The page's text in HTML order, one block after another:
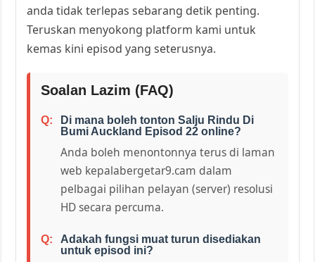
anda tidak terlepas sebarang detik penting.
Teruskan menyokong platform kami untuk
kemas kini episod yang seterusnya.
Soalan Lazim (FAQ)
Di mana boleh tonton Salju Rindu Di
Bumi Auckland Episod 22 online?
Anda boleh menontonnya terus di laman
web kepalabergetar9.cam dalam
pelbagai pilihan pelayan (server) resolusi
HD secara percuma.
Adakah fungsi muat turun disediakan
untuk episod ini?